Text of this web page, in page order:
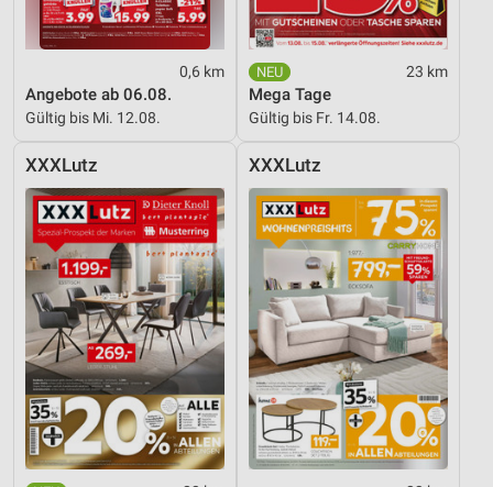
0,6 km
Angebote ab 06.08.
Gültig bis Mi. 12.08.
23 km
Mega Tage
Gültig bis Fr. 14.08.
XXXLutz XXXLutz